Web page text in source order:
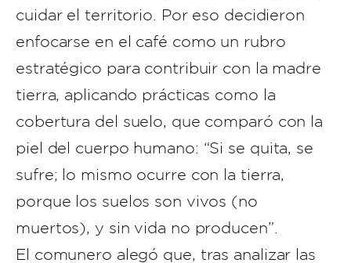
cuidar el territorio. Por eso decidieron
enfocarse en el café como un rubro
estratégico para contribuir con la madre
tierra, aplicando prácticas como la
cobertura del suelo, que comparó con la
piel del cuerpo humano: “Si se quita, se
sufre; lo mismo ocurre con la tierra,
porque los suelos son vivos (no
muertos), y sin vida no producen”.
El comunero alegó que, tras analizar las